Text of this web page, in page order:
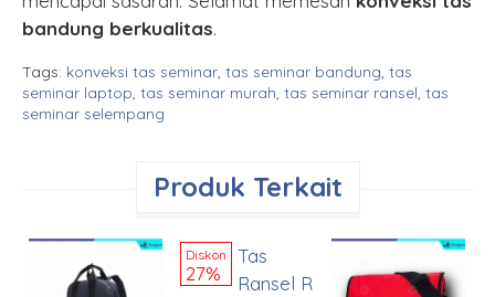
bandung berkualitas.
Tags: konveksi tas seminar tas seminar bandung tas
seminar laptop tas seminar murah tas seminar ransel tas
seminar selempang
Produk Terkait
Diskon
27%
Tas
Ransel R